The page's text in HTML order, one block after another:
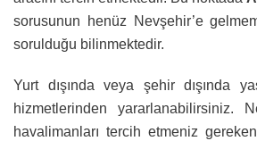
sorusunun henüz Nevşehir’e
sorulduğu bilinmektedir.
Yurt dışında veya şehir dışında
hizmetlerinden yararlanabilirsiniz.
havalimanları tercih etmeniz